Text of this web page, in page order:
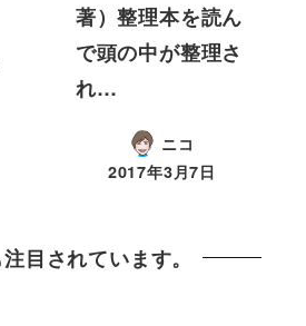
著）整理本を読ん
で頭の中が整理さ
れ…
ニコ
2017年3月7日
目されています。